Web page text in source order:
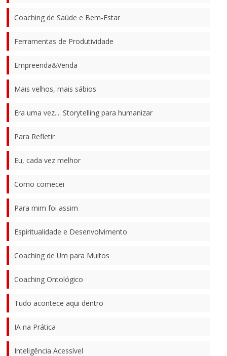
Coaching de Saúde e Bem-Estar
Ferramentas de Produtividade
Empreenda&Venda
Mais velhos, mais sábios
Era uma vez.... Storytelling para humanizar
Para Refletir
Eu, cada vez melhor
Como comecei
Para mim foi assim
Espiritualidade e Desenvolvimento
Coaching de Um para Muitos
Coaching Ontológico
Tudo acontece aqui dentro
IA na Prática
Inteligência Acessível